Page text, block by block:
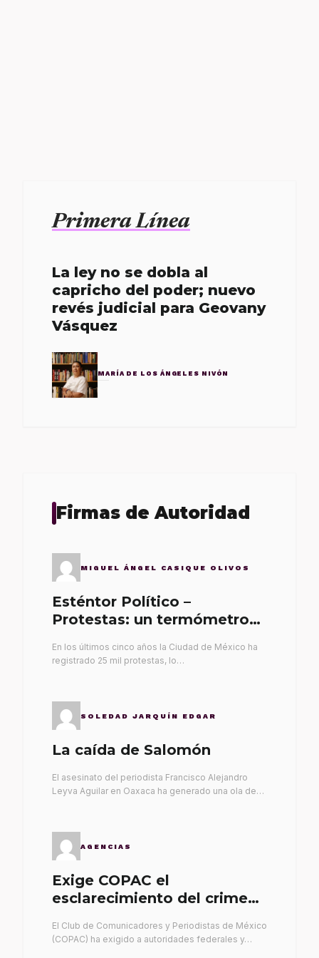
Primera Línea
La ley no se dobla al
capricho del poder; nuevo
revés judicial para Geovany
Vásquez
MARÍA DE LOS ÁNGELES NIVÓN
Firmas de Autoridad
MIGUEL ÁNGEL CASIQUE OLIVOS
Esténtor Político –
Protestas: un termómetro
En los últimos cinco años la Ciudad de México ha
registrado 25 mil protestas, lo…
SOLEDAD JARQUÍN EDGAR
La caída de Salomón
El asesinato del periodista Francisco Alejandro
Leyva Aguilar en Oaxaca ha generado una ola de…
AGENCIAS
Exige COPAC el
esclarecimiento del crimen
El Club de Comunicadores y Periodistas de México
(COPAC) ha exigido a autoridades federales y…